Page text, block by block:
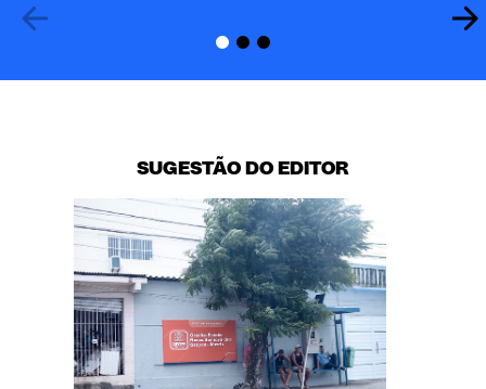
SUGESTÃO DO EDITOR